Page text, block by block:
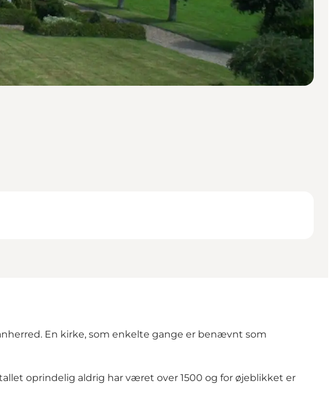
En kirke, som enkelte gange er benævnt som
oprindelig aldrig har været over 1500 og for øjeblikket er